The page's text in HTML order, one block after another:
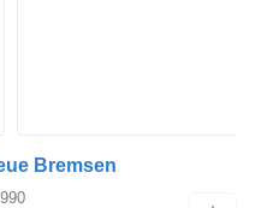
Bremsen